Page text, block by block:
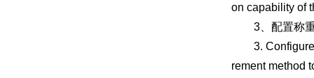
on capability of
3、配置称重
3. Configure a
rement method